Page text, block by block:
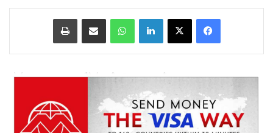
فيسبوك‫X لينكدإنواتساب مشاركة عبر البريد طباعة